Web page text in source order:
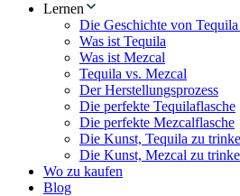
Lernen
Die Geschichte von
Was ist Tequila
Was ist Mezcal
Tequila vs. Mezcal
Der Herstellungsprozess
Die perfekte Tequilaflasche
Die perfekte Mezcalflasche
Die Kunst, Tequila zu
Die Kunst, Mezcal zu
Wo zu kaufen
Blog